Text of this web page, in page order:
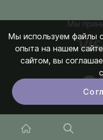
Мы
Мы используем файлы
опыта на нашем
сайтом, вы